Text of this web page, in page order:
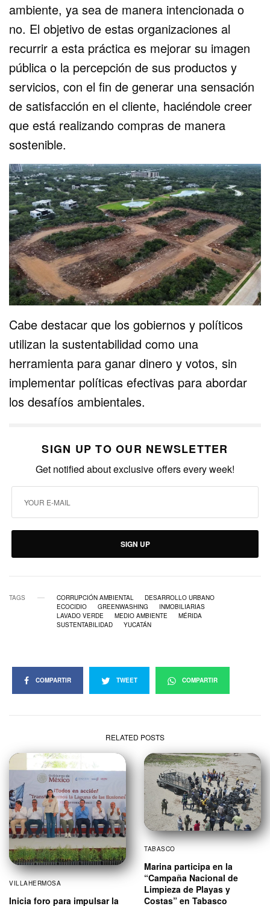
ambiente, ya sea de manera intencionada o
no. El objetivo de estas organizaciones al
recurrir a esta práctica es mejorar su imagen
pública o la percepción de sus productos y
servicios, con el fin de generar una sensación
de satisfacción en el cliente, haciéndole creer
que está realizando compras de manera
sostenible.
Cabe destacar que los gobiernos y políticos
utilizan la sustentabilidad como una
herramienta para ganar dinero y votos, sin
implementar políticas efectivas para abordar
los desafíos ambientales.
SIGN UP TO OUR NEWSLETTER
Get notified about exclusive offers every week!
SIGN UP
TAGS CORRUPCIÓN AMBIENTAL
DESARROLLO URBANO
ECOCIDIO
GREENWASHING
INMOBILIARIAS
LAVADO VERDE
MEDIO AMBIENTE
MÉRIDA
SUSTENTABILIDAD
YUCATÁN
COMPARTIR TWEET COMPARTIR
RELATED POSTS
VILLAHERMOSA
Inicia foro para impulsar la
TABASCO
Marina participa en la
“Campaña Nacional de
Limpieza de Playas y
Costas” en Tabasco